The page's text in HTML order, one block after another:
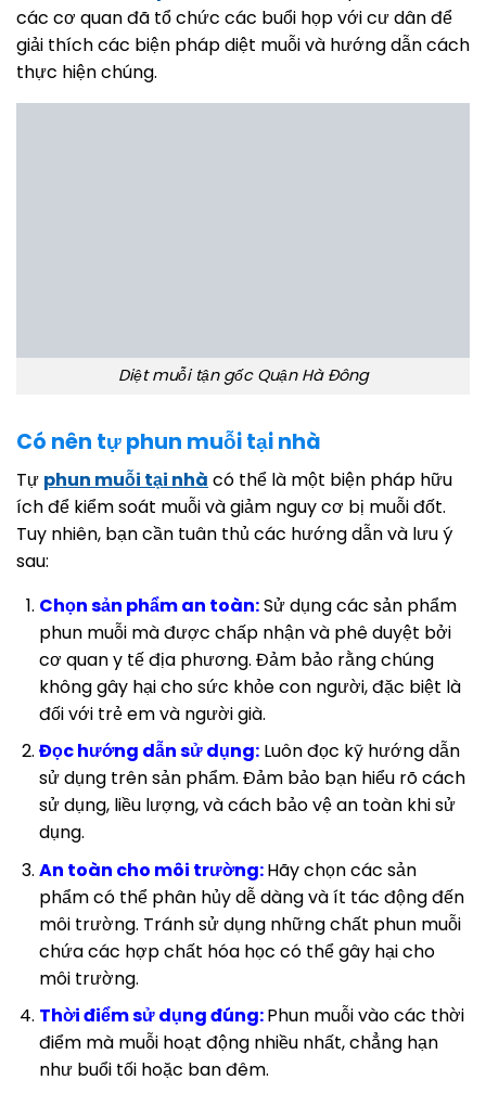
các cơ quan đã tổ chức các buổi họp với cư dân để
giải thích các biện pháp diệt muỗi và hướng dẫn cách
thực hiện chúng.
Diệt muỗi tận gốc Quận Hà Đông
Có nên tự phun muỗi tại nhà
Tự phun muỗi tại nhà có thể là một biện pháp hữu
ích để kiểm soát muỗi và giảm nguy cơ bị muỗi đốt.
Tuy nhiên, bạn cần tuân thủ các hướng dẫn và lưu ý
sau:
Chọn sản phẩm an toàn:Sử dụng các sản phẩm
phun muỗi mà được chấp nhận và phê duyệt bởi
cơ quan y tế địa phương. Đảm bảo rằng chúng
không gây hại cho sức khỏe con người, đặc biệt là
đối với trẻ em và người già.
Đọc hướng dẫn sử dụng:Luôn đọc kỹ hướng dẫn
sử dụng trên sản phẩm. Đảm bảo bạn hiểu rõ cách
sử dụng, liều lượng, và cách bảo vệ an toàn khi sử
dụng.
An toàn cho môi trường:Hãy chọn các sản
phẩm có thể phân hủy dễ dàng và ít tác động đến
môi trường. Tránh sử dụng những chất phun muỗi
chứa các hợp chất hóa học có thể gây hại cho
môi trường.
Thời điểm sử dụng đúng:Phun muỗi vào các thời
điểm mà muỗi hoạt động nhiều nhất, chẳng hạn
như buổi tối hoặc ban đêm.